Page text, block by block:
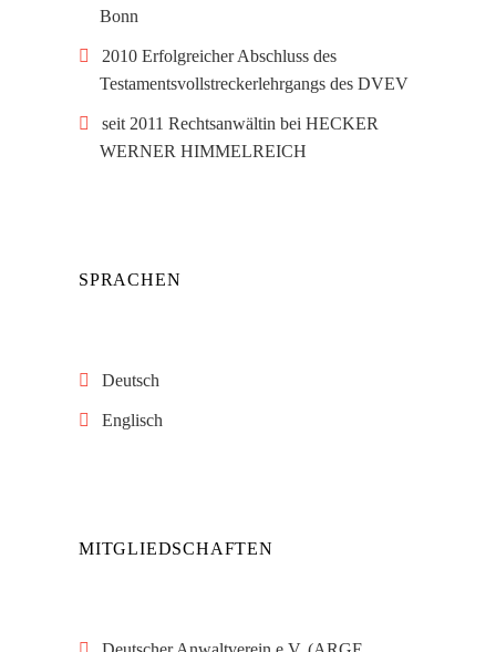
Bonn
2010 Erfolgreicher Abschluss des
Testamentsvollstreckerlehrgangs des DVEV
seit 2011 Rechtsanwältin bei HECKER
WERNER HIMMELREICH
SPRACHEN
Deutsch
Englisch
MITGLIEDSCHAFTEN